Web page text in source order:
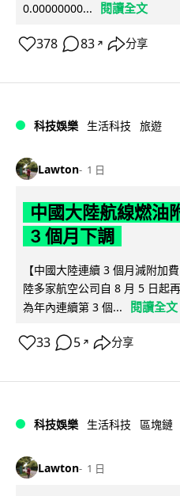
0.00000000...
閱讀全文
378 83 ↗ 分享
科技娛樂 生活科技 旅遊
Lawton 1 日
中國大陸航線燃油
3 個月下調
【中國大陸連續 3 個月減附加
陸多家航空公司自 8 月 5 日起
為年內連續第 3 個...
閱讀全文
33 5 ↗ 分享
科技娛樂 生活科技 區塊鏈
Lawton 1 日